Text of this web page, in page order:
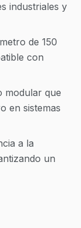
industriales y
de 150
con
modular que
en sistemas
a la
un